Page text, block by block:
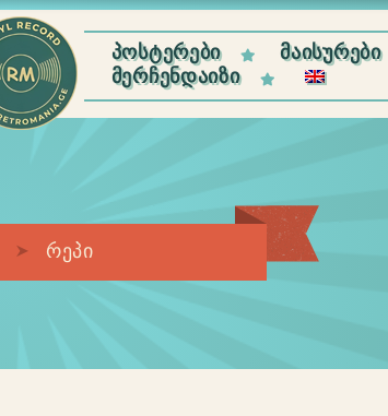
ᲞᲝᲡᲢᲔᲠᲔᲑᲘ
ᲛᲐᲘᲡᲣᲠᲔᲑᲘ
ᲛᲔᲠᲩᲔᲜᲓᲐᲘᲖᲘ
რეპი